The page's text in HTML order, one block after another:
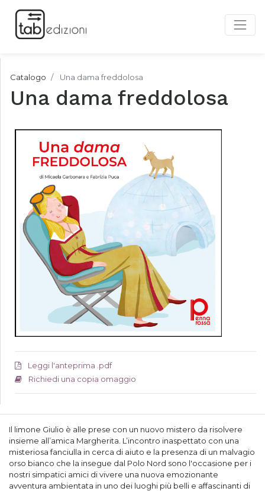
Catalogo Una dama freddolosa
Una dama freddolosa
Leggi l'anteprima .pdf
Richiedi una copia omaggio
Il limone Giulio è alle prese con un nuovo mistero da risolvere
insieme all’amica Margherita. L’incontro inaspettato con una
misteriosa fanciulla in cerca di aiuto e la presenza di un malvagio
orso bianco che la insegue dal Polo Nord sono l'occasione per i
nostri simpatici amici di vivere una nuova emozionante
avventura ambientata in uno dei luoghi più belli e affascinanti di